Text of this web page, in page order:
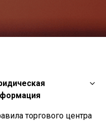
торгового центра